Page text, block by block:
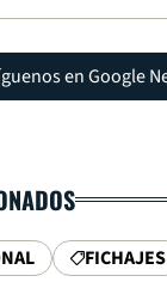
en Google
FICHAJES